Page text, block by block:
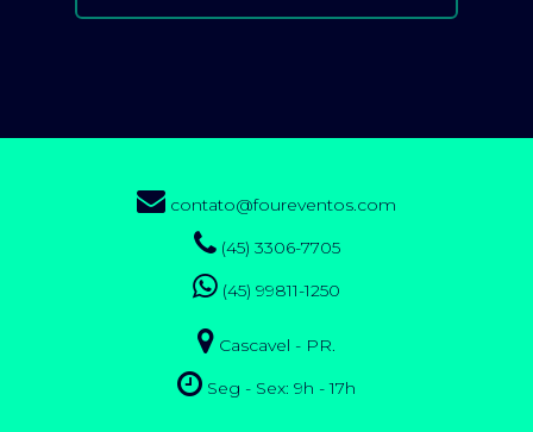
contato@foureventos.com
(45) 3306-7705
(45) 99811-1250
Cascavel - PR.
Seg - Sex: 9h - 17h